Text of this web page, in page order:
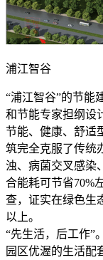
浦江智谷
“浦江智谷”的节能
和节能专家担纲设
节能、健康、舒适
筑完全克服了传统
浊、病菌交叉感染
合能耗可节省70%
查，证实在绿色生
以上。
“先生活，后工作”
园区优渥的生活配